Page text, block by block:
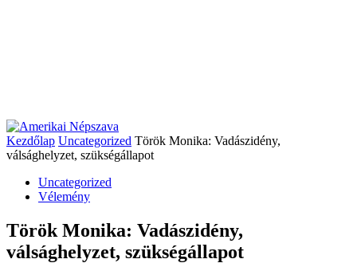
Kezdőlap Uncategorized Török Monika: Vadászidény,
válsághelyzet, szükségállapot
Uncategorized
Vélemény
Török Monika: Vadászidény,
válsághelyzet, szükségállapot